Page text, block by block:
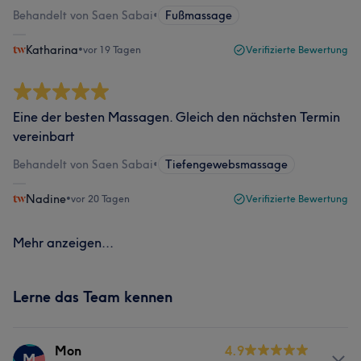
Behandelt von Saen Sabai• Fußmassage
Katharina•vor 19 Tagen Verifizierte Bewertung
Eine der besten Massagen. Gleich den nächsten Termin
vereinbart
Behandelt von Saen Sabai• Tiefengewebsmassage
Nadine•vor 20 Tagen Verifizierte Bewertung
Mehr anzeigen...
Lerne das Team kennen
Mon 4.9